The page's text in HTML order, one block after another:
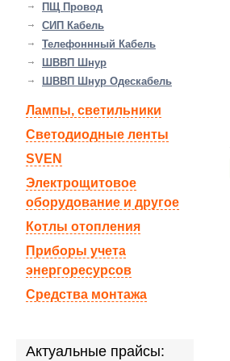
ПЩ Провод
СИП Кабель
Телефоннный Кабель
ШВВП Шнур
ШВВП Шнур Одескабель
Лампы, светильники
Светодиодные ленты
SVEN
Электрощитовое
оборудование и другое
Котлы отопления
Приборы учета
энергоресурсов
Средства монтажа
Актуальные прайсы: